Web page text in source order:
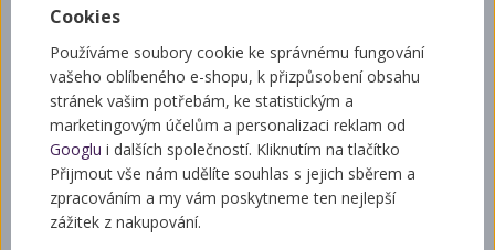
POPIS
Ruční pohon Logar bez
příčky
Nutné dodat šířku bubnu medometu
Cookies
Používáme soubory cookie ke správnému fungování
vašeho oblíbeného e-shopu, k přizpůsobení obsahu
stránek vašim potřebám, ke statistickým a
marketingovým účelům a personalizaci reklam od
Googlu i dalších společností. Kliknutím na tlačítko
Přijmout vše nám udělíte souhlas s jejich sběrem a
zpracováním a my vám poskytneme ten nejlepší
zážitek z nakupování.